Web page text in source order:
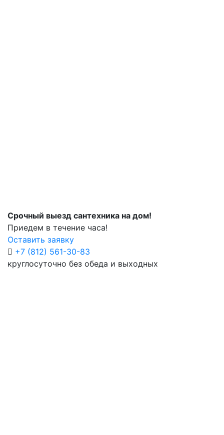
Срочный выезд сантехника на дом!
Приедем в течение часа!
Оставить заявку
+7 (812) 561-30-83
круглосуточно без обеда и выходных